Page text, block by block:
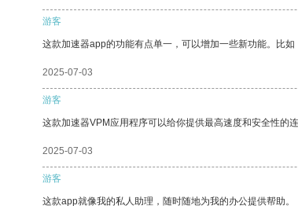
游客
这款加速器app的功能有点单一，可以增加一些新功能。比
2025-07-03
游客
这款加速器VPM应用程序可以给你提供最高速度和安全性的连
2025-07-03
游客
这款app就像我的私人助理，随时随地为我的办公提供帮助。